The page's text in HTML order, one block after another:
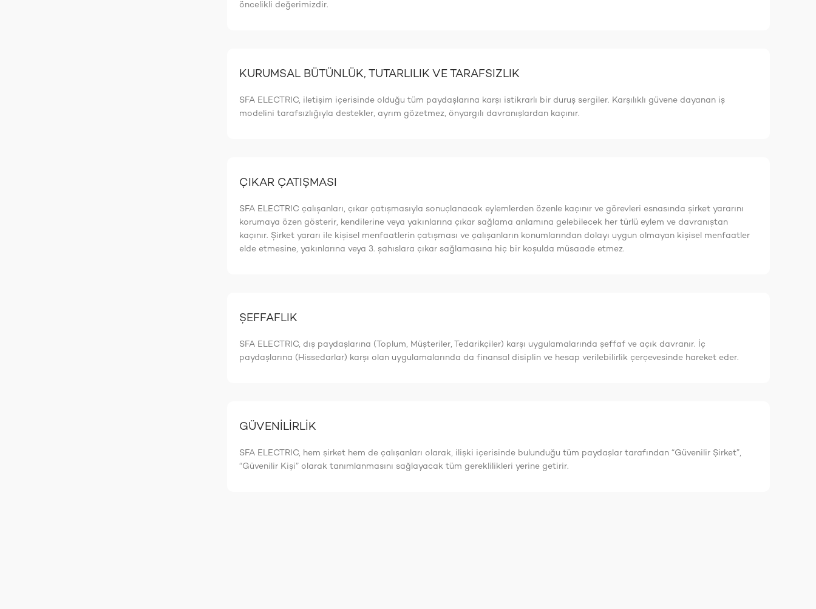
öncelikli değerimizdir.
KURUMSAL BÜTÜNLÜK, TUTARLILIK VE TARAFSIZLIK
SFA ELECTRIC, iletişim içerisinde olduğu tüm paydaşlarına karşı istikrarlı bir duruş sergiler. Karşılıklı güvene dayanan iş
modelini tarafsızlığıyla destekler, ayrım gözetmez, önyargılı davranışlardan kaçınır.
ÇIKAR ÇATIŞMASI
SFA ELECTRIC çalıșanları, çıkar çatıșmasıyla sonuçlanacak eylemlerden özenle kaçınır ve görevleri esnasında șirket yararını
korumaya özen gösterir, kendilerine veya yakınlarına çıkar sağlama anlamına gelebilecek her türlü eylem ve davranıștan
kaçınır. Șirket yararı ile kișisel menfaatlerin çatıșması ve çalıșanların konumlarından dolayı uygun olmayan kișisel menfaatler
elde etmesine, yakınlarına veya 3. șahıslara çıkar sağlamasına hiç bir koșulda müsaade etmez.
ŞEFFAFLIK
SFA ELECTRIC, dış paydaşlarına (Toplum, Müşteriler, Tedarikçiler) karşı uygulamalarında şeffaf ve açık davranır. İç
paydaşlarına (Hissedarlar) karşı olan uygulamalarında da finansal disiplin ve hesap verilebilirlik çerçevesinde hareket eder.
GÜVENİLİRLİK
SFA ELECTRIC, hem şirket hem de çalışanları olarak, ilişki içerisinde bulunduğu tüm paydaşlar tarafından “Güvenilir Şirket”,
“Güvenilir Kişi” olarak tanımlanmasını sağlayacak tüm gereklilikleri yerine getirir.